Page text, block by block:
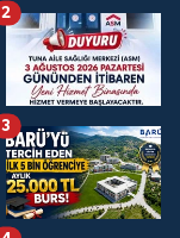
2
3